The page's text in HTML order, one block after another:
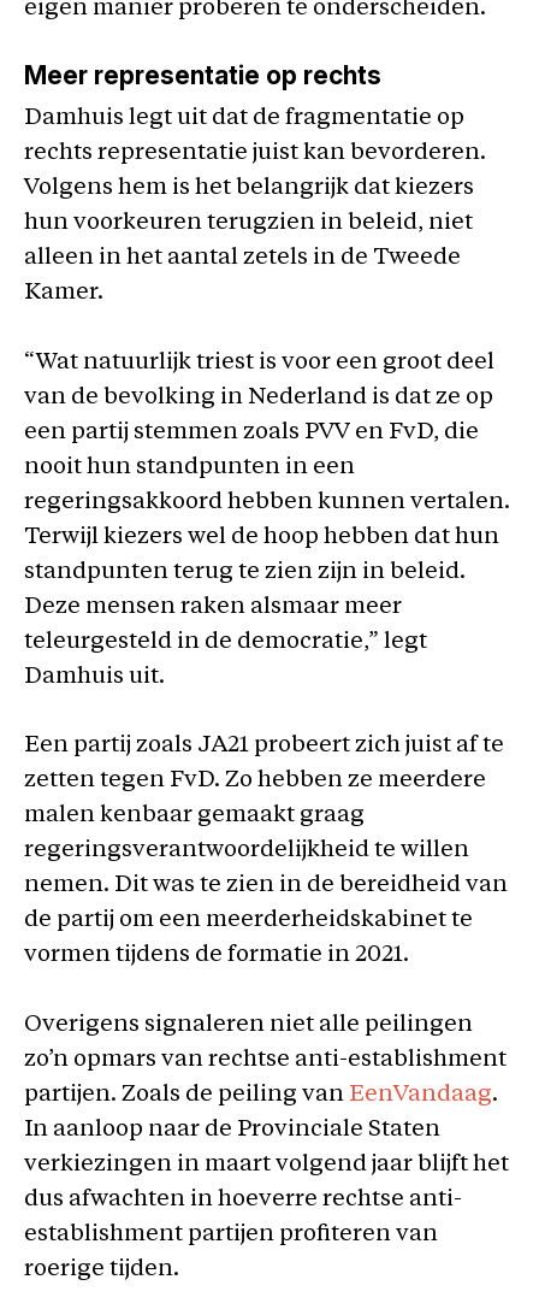
eigen manier proberen te onderscheiden.
Meer representatie op rechts
Damhuis legt uit dat de fragmentatie op
rechts representatie juist kan bevorderen.
Volgens hem is het belangrijk dat kiezers
hun voorkeuren terugzien in beleid, niet
alleen in het aantal zetels in de Tweede
Kamer.
“Wat natuurlijk triest is voor een groot deel
van de bevolking in Nederland is dat ze op
een partij stemmen zoals PVV en FvD, die
nooit hun standpunten in een
regeringsakkoord hebben kunnen vertalen.
Terwijl kiezers wel de hoop hebben dat hun
standpunten terug te zien zijn in beleid.
Deze mensen raken alsmaar meer
teleurgesteld in de democratie,” legt
Damhuis uit.
Een partij zoals JA21 probeert zich juist af te
zetten tegen FvD. Zo hebben ze meerdere
malen kenbaar gemaakt graag
regeringsverantwoordelijkheid te willen
nemen. Dit was te zien in de bereidheid van
de partij om een meerderheidskabinet te
vormen tijdens de formatie in 2021.
Overigens signaleren niet alle peilingen
zo’n opmars van rechtse anti-establishment
partijen. Zoals de peiling van EenVandaag.
In aanloop naar de Provinciale Staten
verkiezingen in maart volgend jaar blijft het
dus afwachten in hoeverre rechtse anti-
establishment partijen profiteren van
roerige tijden.